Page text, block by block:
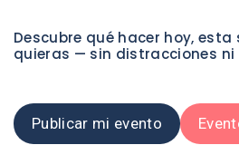
Descubre qué hacer hoy,
quieras — sin distracciones
Publicar mi evento